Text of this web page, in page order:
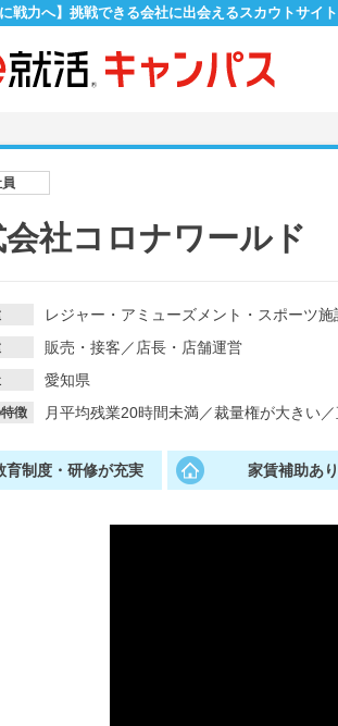
に戦力へ】挑戦できる会社に出会えるスカウトサイト
社コロナワールド
レジャー・アミューズメント・スポーツ施
販売・接客 ／ 店長・店舗運営
愛知県
徴 月平均残業20時間未満／裁量権が大きい／
育制度・研修が充実 家賃補助あり